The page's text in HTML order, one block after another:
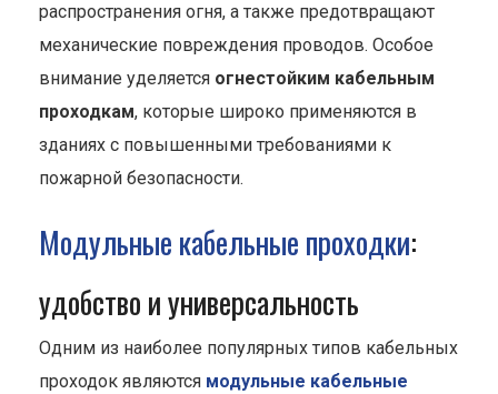
распространения огня, а также предотвращают
механические повреждения проводов. Особое
внимание уделяется огнестойким кабельным
проходкам, которые широко применяются в
зданиях с повышенными требованиями к
пожарной безопасности.
Модульные кабельные проходки:
удобство и универсальность
Одним из наиболее популярных типов кабельных
проходок являются модульные кабельные